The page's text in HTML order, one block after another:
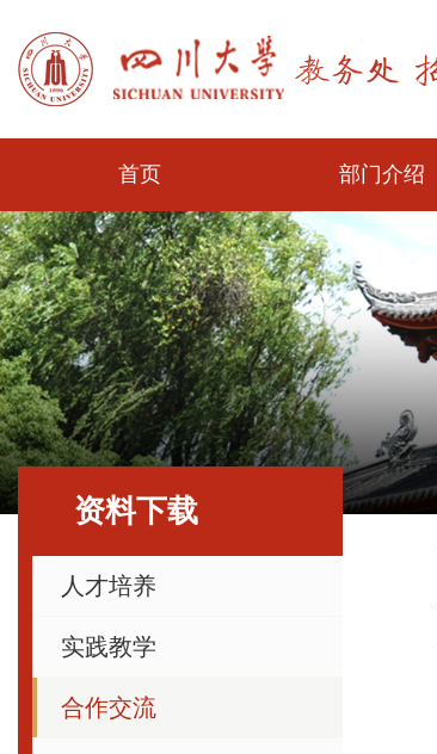
首页 部门介绍
资料下载
人才培养
实践教学
合作交流